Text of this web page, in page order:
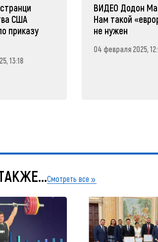
США
приказу
13:18
ВИДЕО Додон
Нам такой
не нужен
04 февраля 2025,
Смотреть все